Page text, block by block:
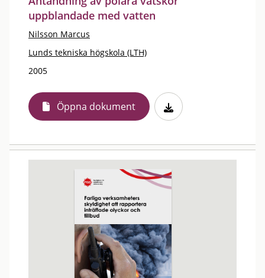
uppblandade med vatten
Nilsson Marcus
Lunds tekniska högskola (LTH)
2005
Öppna dokument